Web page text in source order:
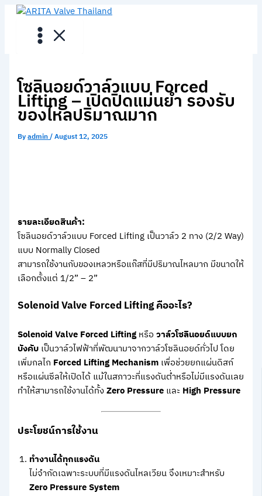
Skip
โซลินอยด์วาล์วแบบ Forced
Lifting – เปิดปิดแม่นยำ รองรับ
ของไหลปริมาณมาก
Byadmin/August 12, 2025
รายละเอียดสินค้า:
โซลินอยด์วาล์วแบบ Forced Lifting เป็นวาล์ว 2 ทาง (2/2 Way)
แบบ Normally Closed
สามารถใช้งานกับของเหลวหรือแก๊สที่มีปริมาณไหลมาก มีขนาดให้
เลือกตั้งแต่ 1/2” – 2”
Solenoid Valve Forced Lifting คืออะไร?
Solenoid Valve Forced Liftingหรือวาล์วโซลินอยด์แบบยก
บังคับ เป็นวาล์วไฟฟ้าที่พัฒนามาจากวาล์วโซลินอยด์ทั่วไป โดย
เพิ่มกลไก Forced Lifting Mechanism เพื่อช่วยยกแผ่นดิสก์
หรือแผ่นซีลให้เปิดได้ แม้ในสภาวะที่แรงดันต่ำหรือไม่มีแรงดันเลย
ทำให้สามารถใช้งานได้ทั้งZero Pressure และ High Pressure
ประโยชน์การใช้งาน
ทำงานได้ทุกแรงดัน
ไม่จำกัดเฉพาะระบบที่มีแรงดันไหลเวียน จึงเหมาะสำหรับ
Zero Pressure System